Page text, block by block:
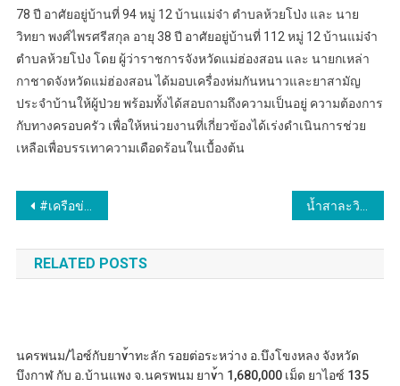
78 ปี อาศัยอยู่บ้านที่ 94 หมู่ 12 บ้านแม่จ๋า ตำบลห้วยโป่ง และ นาย
วิทยา พงศ์ไพรศรีสกุล อายุ 38 ปี อาศัยอยู่บ้านที่ 112 หมู่ 12 บ้านแม่จ๋า
ตำบลห้วยโป่ง โดย ผู้ว่าราชการจังหวัดแม่ฮ่องสอน และ นายกเหล่า
กาชาดจังหวัดแม่ฮ่องสอน ได้มอบเครื่องห่มกันหนาวและยาสามัญ
ประจำบ้านให้ผู้ป่วย พร้อมทั้งได้สอบถามถึงความเป็นอยู่ ความต้องการ
กับทางครอบครัว เพื่อให้หน่วยงานที่เกี่ยวข้องได้เร่งดำเนินการช่วย
เหลือเพื่อบรรเทาความเดือดร้อนในเบื้องต้น
แนะแนว
เรื่อง
#เครือข่ายครอบครัวการเมืองวิถีใหม่ . กาแฟดำวิถีใหม่
RELATED POSTS
นครพนม/ไอซ์กับยาv้าทะลัก รอยต่อระหว่าง อ.บึงโขงหลง จังหวัด
บึงกาฬ กับ อ.บ้านแพง จ.นครพนม ยาv้า 1,680,000 เม็ด ยาไอซ์ 135